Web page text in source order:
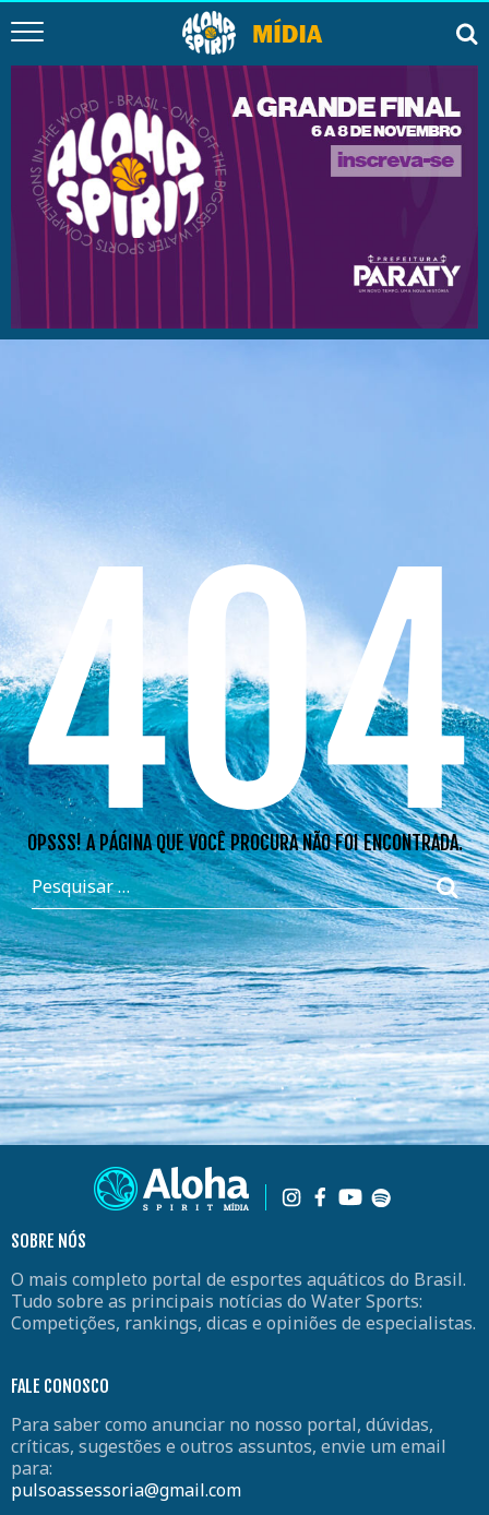
404
OPSSS! A PÁGINA QUE VOCÊ PROCURA NÃO FOI ENCONTRADA.
SOBRE NÓS
O mais completo portal de esportes aquáticos do Brasil.
Tudo sobre as principais notícias do Water Sports:
Competições, rankings, dicas e opiniões de especialistas.
FALE CONOSCO
Para saber como anunciar no nosso portal, dúvidas,
críticas, sugestões e outros assuntos, envie um email
para:
pulsoassessoria@gmail.com